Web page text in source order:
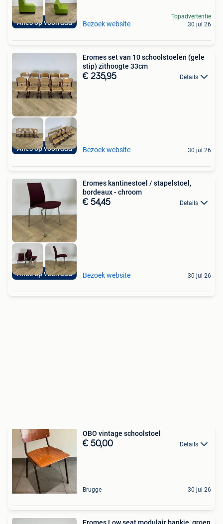
Alles op voorraad Bezoek website
Topadvertentie
30 jul 26
Alles op voorraad
Eromes set van 10 schoolstoelen (gele
stip) zithoogte 33cm
€ 235,95 Details
Bezoek website 30 jul 26
Alles op voorraad
Eromes kantinestoel / stapelstoel,
bordeaux - chroom
€ 54,45 Details
Bezoek website 30 jul 26
OBO vintage schoolstoel
€ 50,00 Details
Brugge 30 jul 26